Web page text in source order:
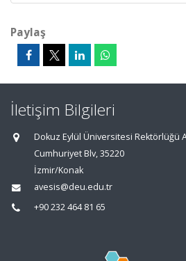
Paylaş
İletişim Bilgileri
Dokuz Eylül Üniversitesi Rektörlüğü
Cumhuriyet Blv, 35220
İzmir/Konak
avesis@deu.edu.tr
+90 232 464 81 65